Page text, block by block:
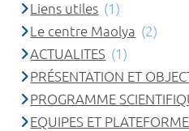
Liens utiles (1)
Le centre Maolya (2)
ACTUALITES (1)
PRÉSENTATION ET
PROGRAMME
EQUIPES ET